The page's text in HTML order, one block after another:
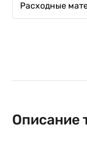
Расходные
Описание